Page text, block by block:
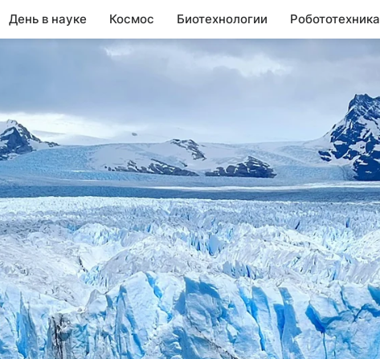
День в науке Космос Биотехнологии Робототехника